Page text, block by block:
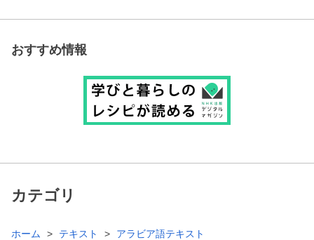
おすすめ情報
カテゴリ
ホーム テキスト アラビア語テキスト